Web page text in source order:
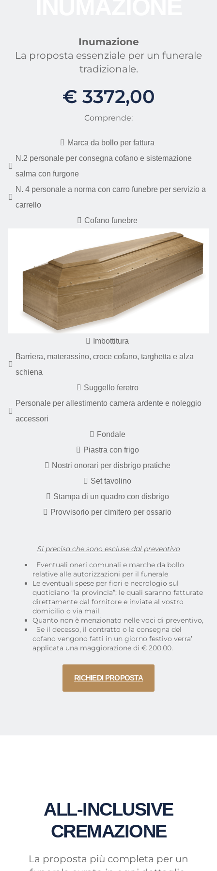
Inumazione
La proposta essenziale per un funerale
tradizionale.
€ 3372,00
Comprende:
Marca da bollo per fattura
N.2 personale per consegna cofano e sistemazione
salma con furgone
N. 4 personale a norma con carro funebre per servizio a
carrello
Cofano funebre
Imbottitura
Barriera, materassino, croce cofano, targhetta e alza
schiena
Suggello feretro
Personale per allestimento camera ardente e noleggio
accessori
Fondale
Piastra con frigo
Nostri onorari per disbrigo pratiche
Set tavolino
Stampa di un quadro con disbrigo
Provvisorio per cimitero per ossario
Si precisa che sono escluse dal preventivo
Eventuali oneri comunali e marche da bollo
relative alle autorizzazioni per il funerale
Le eventuali spese per fiori e necrologio sul
quotidiano “la provincia”; le quali saranno fatturate
direttamente dal fornitore e inviate al vostro
domicilio o via mail.
Quanto non è menzionato nelle voci di preventivo,
Se il decesso, il contratto o la consegna del
cofano vengono fatti in un giorno festivo verra’
applicata una maggiorazione di € 200,00.
RICHIEDI PROPOSTA
ALL-INCLUSIVE
CREMAZIONE
La proposta più completa per un